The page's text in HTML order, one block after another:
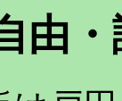
由